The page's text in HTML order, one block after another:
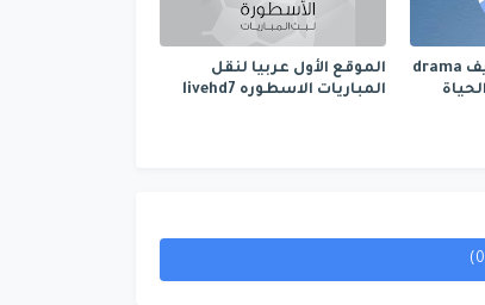
تنزيل برنامج دراما لايف drama
الموقع الأول عربيا لنقل
المباريات الاسطوره livehd7